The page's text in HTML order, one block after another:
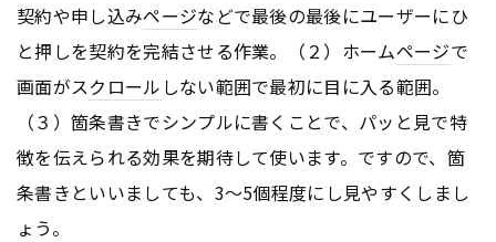
契約や申し込みページなどで最後の最後にユーザーにひ
と押しを契約を完結させる作業。（２）ホームページで
画面がスクロール しない範囲で最初に目に入る範囲。
（３）箇条書きでシンプルに書くことで、パッと見で特
徴を伝えられる効果を期待して使います。ですので、箇
条書きといいましても、3～5個程度にし見やすくしまし
ょう。